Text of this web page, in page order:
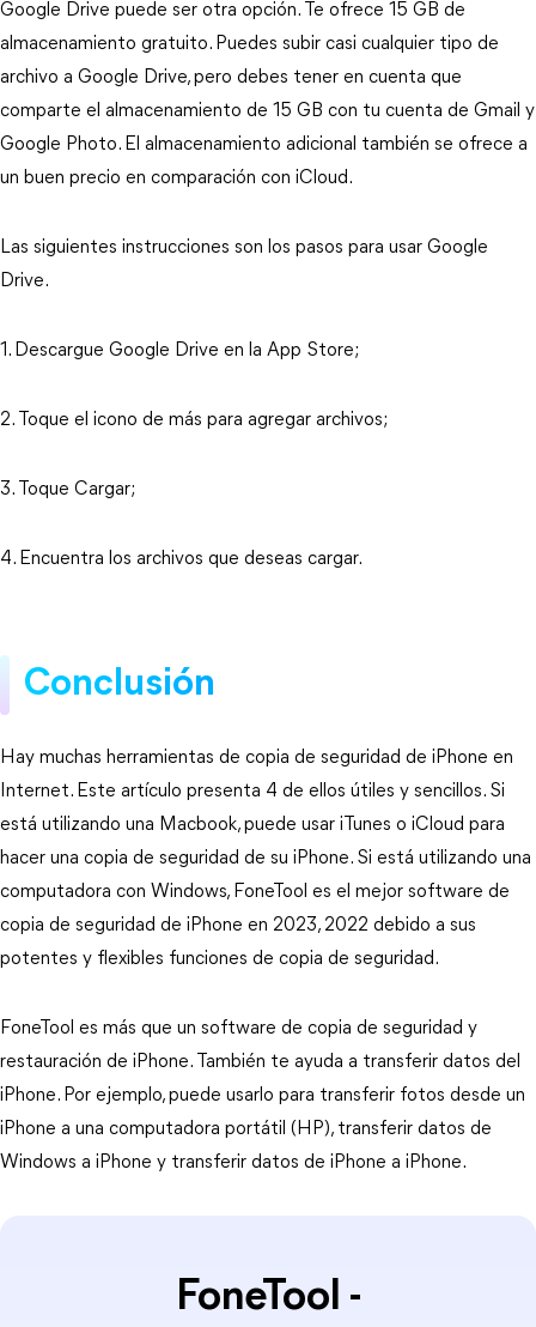
Google Drive puede ser otra opción. Te ofrece 15 GB de
almacenamiento gratuito. Puedes subir casi cualquier tipo de
archivo a Google Drive, pero debes tener en cuenta que
comparte el almacenamiento de 15 GB con tu cuenta de Gmail y
Google Photo. El almacenamiento adicional también se ofrece a
un buen precio en comparación con iCloud.
Las siguientes instrucciones son los pasos para usar Google
Drive.
1. Descargue Google Drive en la App Store;
2. Toque el icono de más para agregar archivos;
3. Toque Cargar;
4. Encuentra los archivos que deseas cargar.
Conclusión
Hay muchas herramientas de copia de seguridad de iPhone en
Internet. Este artículo presenta 4 de ellos útiles y sencillos. Si
está utilizando una Macbook, puede usar iTunes o iCloud para
hacer una copia de seguridad de su iPhone. Si está utilizando una
computadora con Windows, FoneTool es el mejor software de
copia de seguridad de iPhone en 2023, 2022 debido a sus
potentes y flexibles funciones de copia de seguridad.
FoneTool es más que un software de copia de seguridad y
restauración de iPhone. También te ayuda a transferir datos del
iPhone. Por ejemplo, puede usarlo para transferir fotos desde un
iPhone a una computadora portátil (HP), transferir datos de
Windows a iPhone y transferir datos de iPhone a iPhone.
FoneTool -